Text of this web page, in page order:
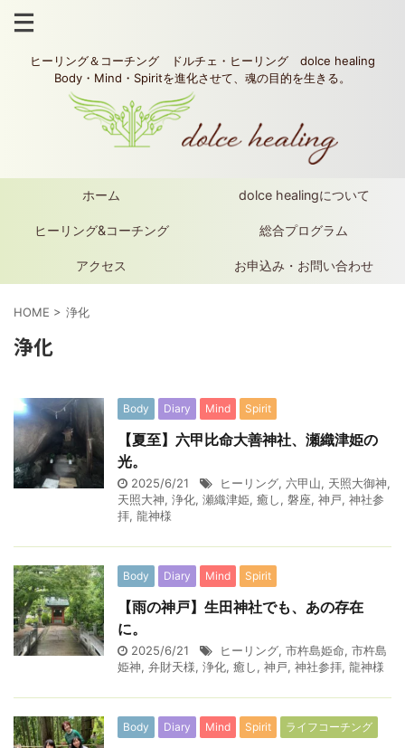
ヒーリング＆コーチング ドルチェ・ヒーリング dolce healing
Body・Mind・Spiritを進化させて、魂の目的を生きる。
ホーム dolce healingについて
ヒーリング&コーチング 総合プログラム
アクセス お申込み・お問い合わせ
HOME > 浄化
浄化
Body Diary Mind Spirit
【夏至】六甲比命大善神社、瀬織津姫の
光。
2025/6/21 ヒーリング, 六甲山, 天照大御神,
天照大神, 浄化, 瀬織津姫, 癒し, 磐座, 神戸, 神社参
拝, 龍神様
Body Diary Mind Spirit
【雨の神戸】生田神社でも、あの存在
に。
2025/6/21 ヒーリング, 市杵島姫命, 市杵島
姫神, 弁財天様, 浄化, 癒し, 神戸, 神社参拝, 龍神様
Body Diary Mind Spirit ライフコーチング